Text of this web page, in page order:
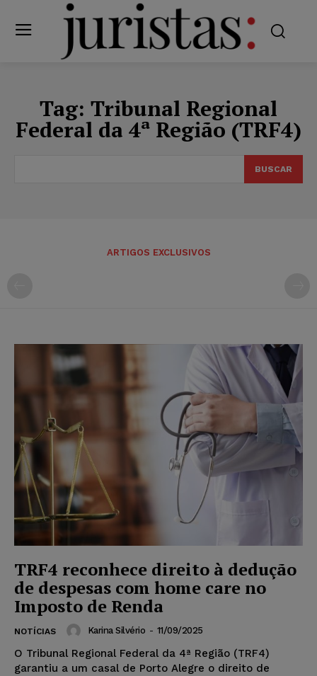
Tag: Tribunal Regional
Federal da 4ª Região (TRF4)
BUSCAR
ARTIGOS EXCLUSIVOS
TRF4 reconhece direito à dedução
de despesas com home care no
Imposto de Renda
NOTÍCIAS Karina Silvério - 11/09/2025
O Tribunal Regional Federal da 4ª Região (TRF4)
garantiu a um casal de Porto Alegre o direito de